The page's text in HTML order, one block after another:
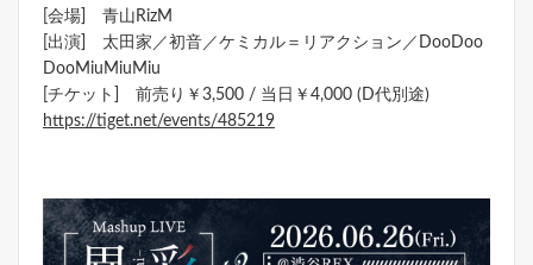
[会場] 青山RizM
[出演] 太田家／初音／ケミカル＝リアクション／DooDoo
DooMiuMiuMiu
[チケット] 前売り￥3,500 / 当日￥4,000 (D代別途)
https://tiget.net/events/485219